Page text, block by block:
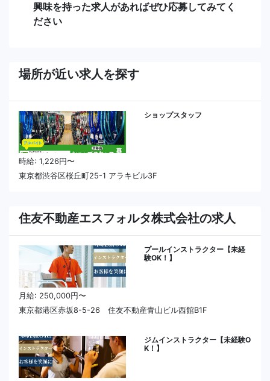
興味を持った求人があればぜひ応募してみてく
ださい
場所が近い求人を探す
ショップスタッフ
時給: 1,226円〜
東京都渋谷区桜丘町25-1 アラキビル3F
住友不動産エスフォルタ株式会社の求人
プールインストラクター【未経
験OK！】
月給: 250,000円〜
東京都港区赤坂8-5-26 住友不動産青山ビル西館B1F
ジムインストラクター【未経験O
K！】